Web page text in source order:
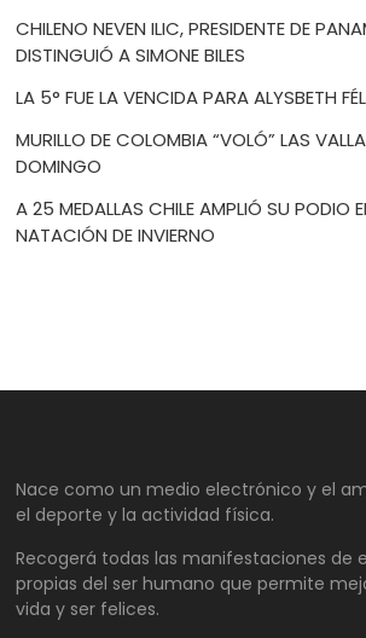
CHILENO NEVEN ILIC, PRESIDENTE DE
DISTINGUIÓ A SIMONE BILES
LA 5° FUE LA VENCIDA PARA ALYSBETH
MURILLO DE COLOMBIA “VOLÓ” LAS
DOMINGO
A 25 MEDALLAS CHILE AMPLIÓ SU PODIO
NATACIÓN DE INVIERNO
Nace como un medio electrónico y el
el deporte y la actividad física.
Recogerá todas las manifestaciones de
propias del ser humano que permite
vida y ser felices.